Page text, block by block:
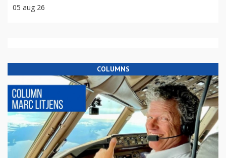
05 aug 26
COLUMNS